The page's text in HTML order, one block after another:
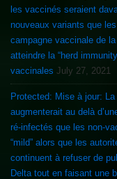
les vaccinés seraient
nouveaux variants que
campagne vaccinale de
atteindre la “herd
vaccinales July 27, 2021
Protected: Mise à jour:
augmenterait au delà
ré-infectés que les non-
“mild” alors que les
continuent à refuser de
Delta tout en faisant une